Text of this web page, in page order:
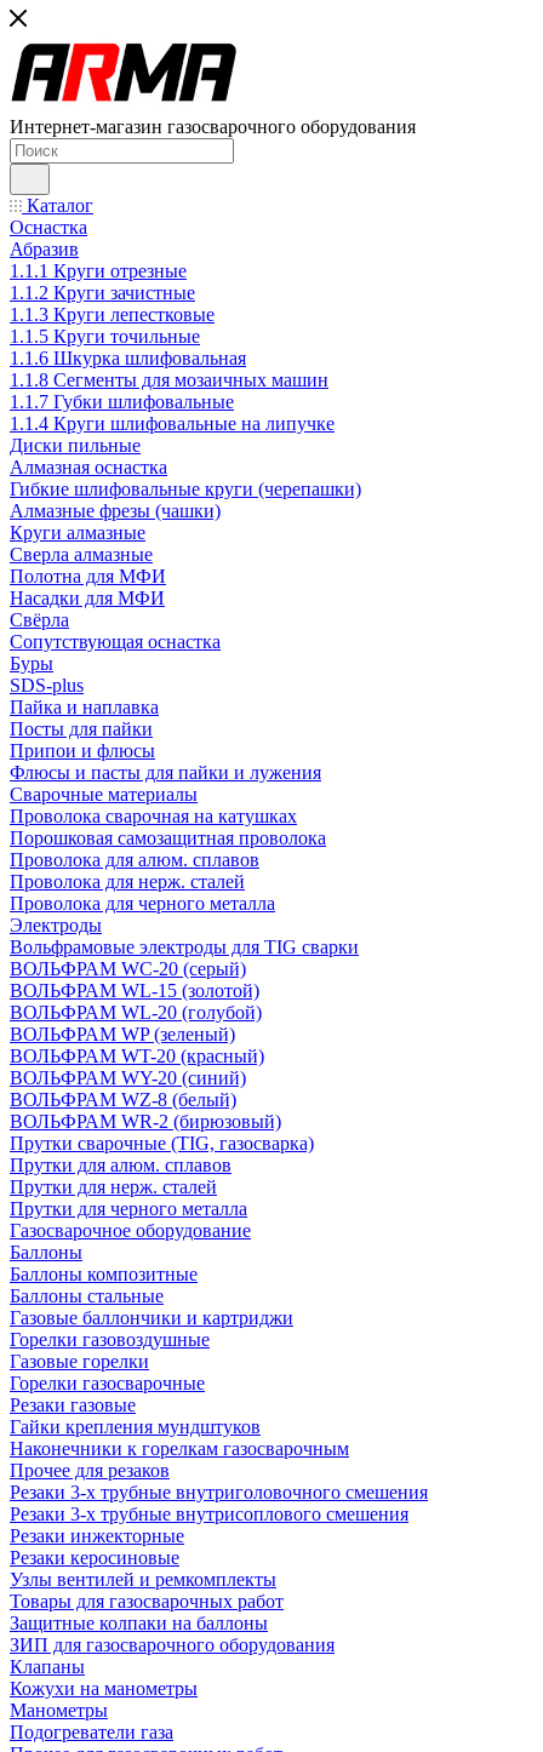
Интернет-магазин газосварочного оборудования
Каталог
Оснастка
Абразив
1.1.1 Круги отрезные
1.1.2 Круги зачистные
1.1.3 Круги лепестковые
1.1.5 Круги точильные
1.1.6 Шкурка шлифовальная
1.1.8 Сегменты для мозаичных машин
1.1.7 Губки шлифовальные
1.1.4 Круги шлифовальные на липучке
Диски пильные
Алмазная оснастка
Гибкие шлифовальные круги (черепашки)
Алмазные фрезы (чашки)
Круги алмазные
Сверла алмазные
Полотна для МФИ
Насадки для МФИ
Свёрла
Сопутствующая оснастка
Буры
SDS-plus
Пайка и наплавка
Посты для пайки
Припои и флюсы
Флюсы и пасты для пайки и лужения
Сварочные материалы
Проволока сварочная на катушках
Порошковая самозащитная проволока
Проволока для алюм. сплавов
Проволока для нерж. сталей
Проволока для черного металла
Электроды
Вольфрамовые электроды для TIG сварки
ВОЛЬФРАМ WC-20 (серый)
ВОЛЬФРАМ WL-15 (золотой)
ВОЛЬФРАМ WL-20 (голубой)
ВОЛЬФРАМ WP (зеленый)
ВОЛЬФРАМ WT-20 (красный)
ВОЛЬФРАМ WY-20 (синий)
ВОЛЬФРАМ WZ-8 (белый)
ВОЛЬФРАМ WR-2 (бирюзовый)
Прутки сварочные (TIG, газосварка)
Прутки для алюм. сплавов
Прутки для нерж. сталей
Прутки для черного металла
Газосварочное оборудование
Баллоны
Баллоны композитные
Баллоны стальные
Газовые баллончики и картриджи
Горелки газовоздушные
Газовые горелки
Горелки газосварочные
Резаки газовые
Гайки крепления мундштуков
Наконечники к горелкам газосварочным
Прочее для резаков
Резаки 3-х трубные внутриголовочного смешения
Резаки 3-х трубные внутрисоплового смешения
Резаки инжекторные
Резаки керосиновые
Узлы вентилей и ремкомплекты
Товары для газосварочных работ
Защитные колпаки на баллоны
ЗИП для газосварочного оборудования
Клапаны
Кожухи на манометры
Манометры
Подогреватели газа